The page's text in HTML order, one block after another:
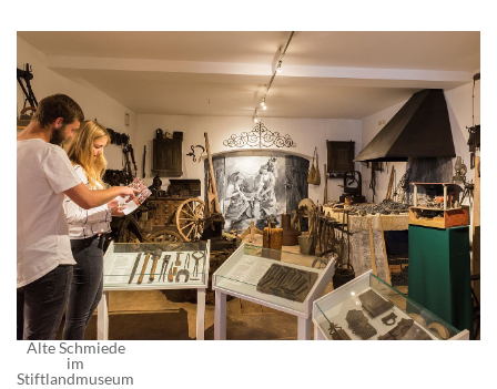
Alte Schmiede
im
Stiftlandmuseum